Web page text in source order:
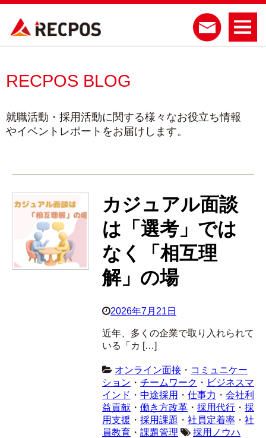
RECPOS BLOG
就職活動・採用活動に関する様々なお役立ち情報
やイベントレポートをお届けします。
カジュアル面談
は「選考」では
なく「相互理
解」の場
2026年7月21日
近年、多くの企業で取り入れられて
いる「カ […]
オンライン面接 ・ コミュニケー
ション ・ チームワーク ・ ビジネスマ
インド ・ 中途採用 ・ 仕事力 ・ 会社利
益貢献 ・ 働き方改革 ・ 採用代行 ・ 採
用支援 ・ 採用課題 ・ 社員定着率 ・ 社
員教育 ・ 課題管理
採用ノウハ